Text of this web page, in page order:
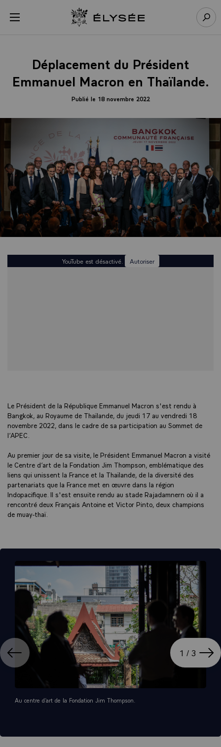
menu Retour à l’accueil Élysée
Déplacement du Président
Emmanuel Macron en Thaïlande.
Publié le 18 novembre 2022
YouTube est désactivé. Autoriser
Le Président de la République Emmanuel Macron s'est rendu à
Bangkok, au Royaume de Thaïlande, du jeudi 17 au vendredi 18
novembre 2022, dans le cadre de sa participation au Sommet de
l’APEC.
Au premier jour de sa visite, le Président Emmanuel Macron a visité
le Centre d’art de la Fondation Jim Thompson, emblématique des
liens qui unissent la France et la Thaïlande, de la diversité des
partenariats que la France met en œuvre dans la région
Indopacifique. Il s'est ensuite rendu au stade Rajadamnern où il a
rencontré deux Français Antoine et Victor Pinto, deux champions
de muay-thaï.
Au centre d’art de la Fondation Jim Thompson.
1 / 3
Panneau de gestion des cookies